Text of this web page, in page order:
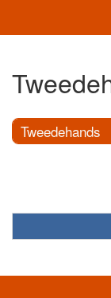
Tweedehands